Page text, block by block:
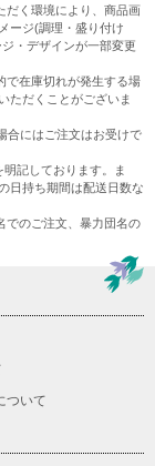
だく環境により、商品画
ージ(調理・盛り付け
・デザインが一部変更
で在庫切れが発生する場
ただくことがございま
合にはご注文はお受けで
記しております。ま
日持ち期間は配送日数な
でのご注文、暴力団名の
ついて